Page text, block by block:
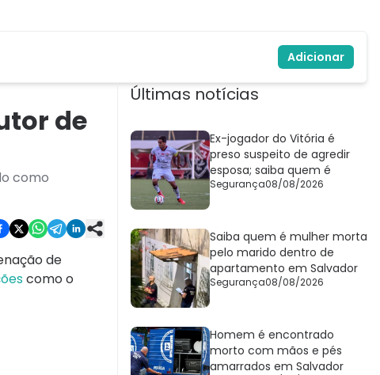
Adicionar
de
como
de
como o
Últimas notícias
Ex-jogador do Vitória é
preso suspeito de agredir
esposa; saiba quem é
Segurança08/08/2026
Saiba quem é mulher morta
pelo marido dentro de
apartamento em Salvador
Segurança08/08/2026
Homem é encontrado
morto com mãos e pés
amarrados em Salvador